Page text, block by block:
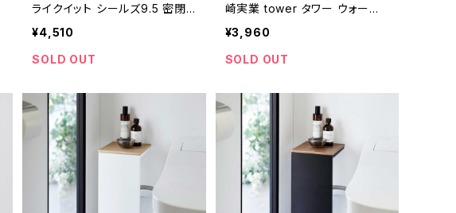
ライクイット シールズ9.5 密閉
ダストボックス 9.5リットル 日本
製 LBD-01 グレー
¥4,510
SOLD OUT
崎実業 tower タワー ウォール
トイレットペーパーホルダー ダ
ブル 石こうボード壁対応 1300
ブラック
¥3,960
SOLD OUT